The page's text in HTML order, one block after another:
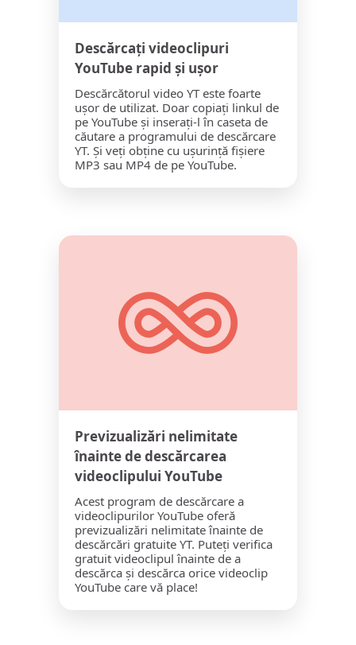
Descărcați videoclipuri
YouTube rapid și ușor
Descărcătorul video YT este foarte
ușor de utilizat. Doar copiați linkul de
pe YouTube și inserați-l în caseta de
căutare a programului de descărcare
YT. Și veți obține cu ușurință fișiere
MP3 sau MP4 de pe YouTube.
Previzualizări nelimitate
înainte de descărcarea
videoclipului YouTube
Acest program de descărcare a
videoclipurilor YouTube oferă
previzualizări nelimitate înainte de
descărcări gratuite YT. Puteți verifica
gratuit videoclipul înainte de a
descărca și descărca orice videoclip
YouTube care vă place!